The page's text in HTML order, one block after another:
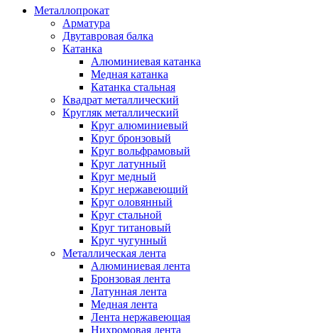
Металлопрокат
Арматура
Двутавровая балка
Катанка
Алюминиевая катанка
Медная катанка
Катанка стальная
Квадрат металлический
Кругляк металлический
Круг алюминиевый
Круг бронзовый
Круг вольфрамовый
Круг латунный
Круг медный
Круг нержавеющий
Круг оловянный
Круг стальной
Круг титановый
Круг чугунный
Металлическая лента
Алюминиевая лента
Бронзовая лента
Латунная лента
Медная лента
Лента нержавеющая
Нихромовая лента